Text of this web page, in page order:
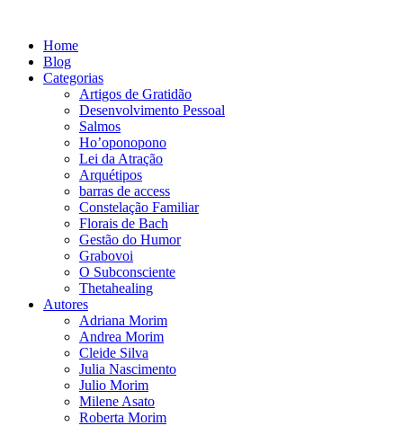
conteúdo
Home
Blog
Categorias
Artigos de Gratidão
Desenvolvimento Pessoal
Salmos
Ho’oponopono
Lei da Atração
Arquétipos
barras de access
Constelação Familiar
Florais de Bach
Gestão do Humor
Grabovoi
O Subconsciente
Thetahealing
Autores
Adriana Morim
Andrea Morim
Cleide Silva
Julia Nascimento
Julio Morim
Milene Asato
Roberta Morim